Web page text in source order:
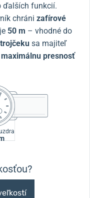
ďalších funkcií.
chráni zafírové
50 m – vhodné do
sa majiteľ
maximálnu presnosť